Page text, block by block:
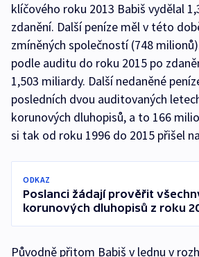
klíčového roku 2013 Babiš vydělal
zdanění. Další peníze měl v této
zmíněných společností (748
podle auditu do roku 2015 po
1,503 miliardy. Další nedaněné
posledních dvou auditovaných
korunových dluhopisů, a to 166
si tak od roku 1996 do 2015 přišel
ODKAZ
Poslanci žádají prověřit
korunových dluhopisů z roku
Původně přitom Babiš v lednu v